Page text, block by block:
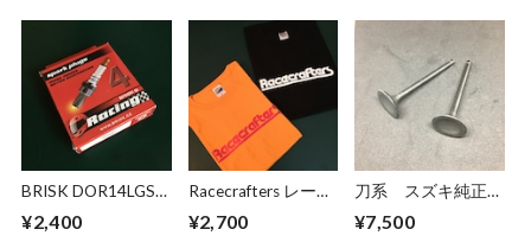
ーズ スパークプラ
グ（在庫あり、即
納）
ーズ スパークプラ
（在庫あり、即
納、）
BRISK DOR14LGS
ズ スパークプラグ
¥2,400
Racecrafters レース
ィシャル ロゴTシャ
¥2,700
刀系 スズキ純正
ブ
¥7,500